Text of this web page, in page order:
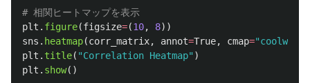
plt . figure(figsize=(10, 8))
sns . heatmap(corr_matrix, annot=True, cmap="coolwarm
plt . title( "Correlation Heatmap" )
plt . show()